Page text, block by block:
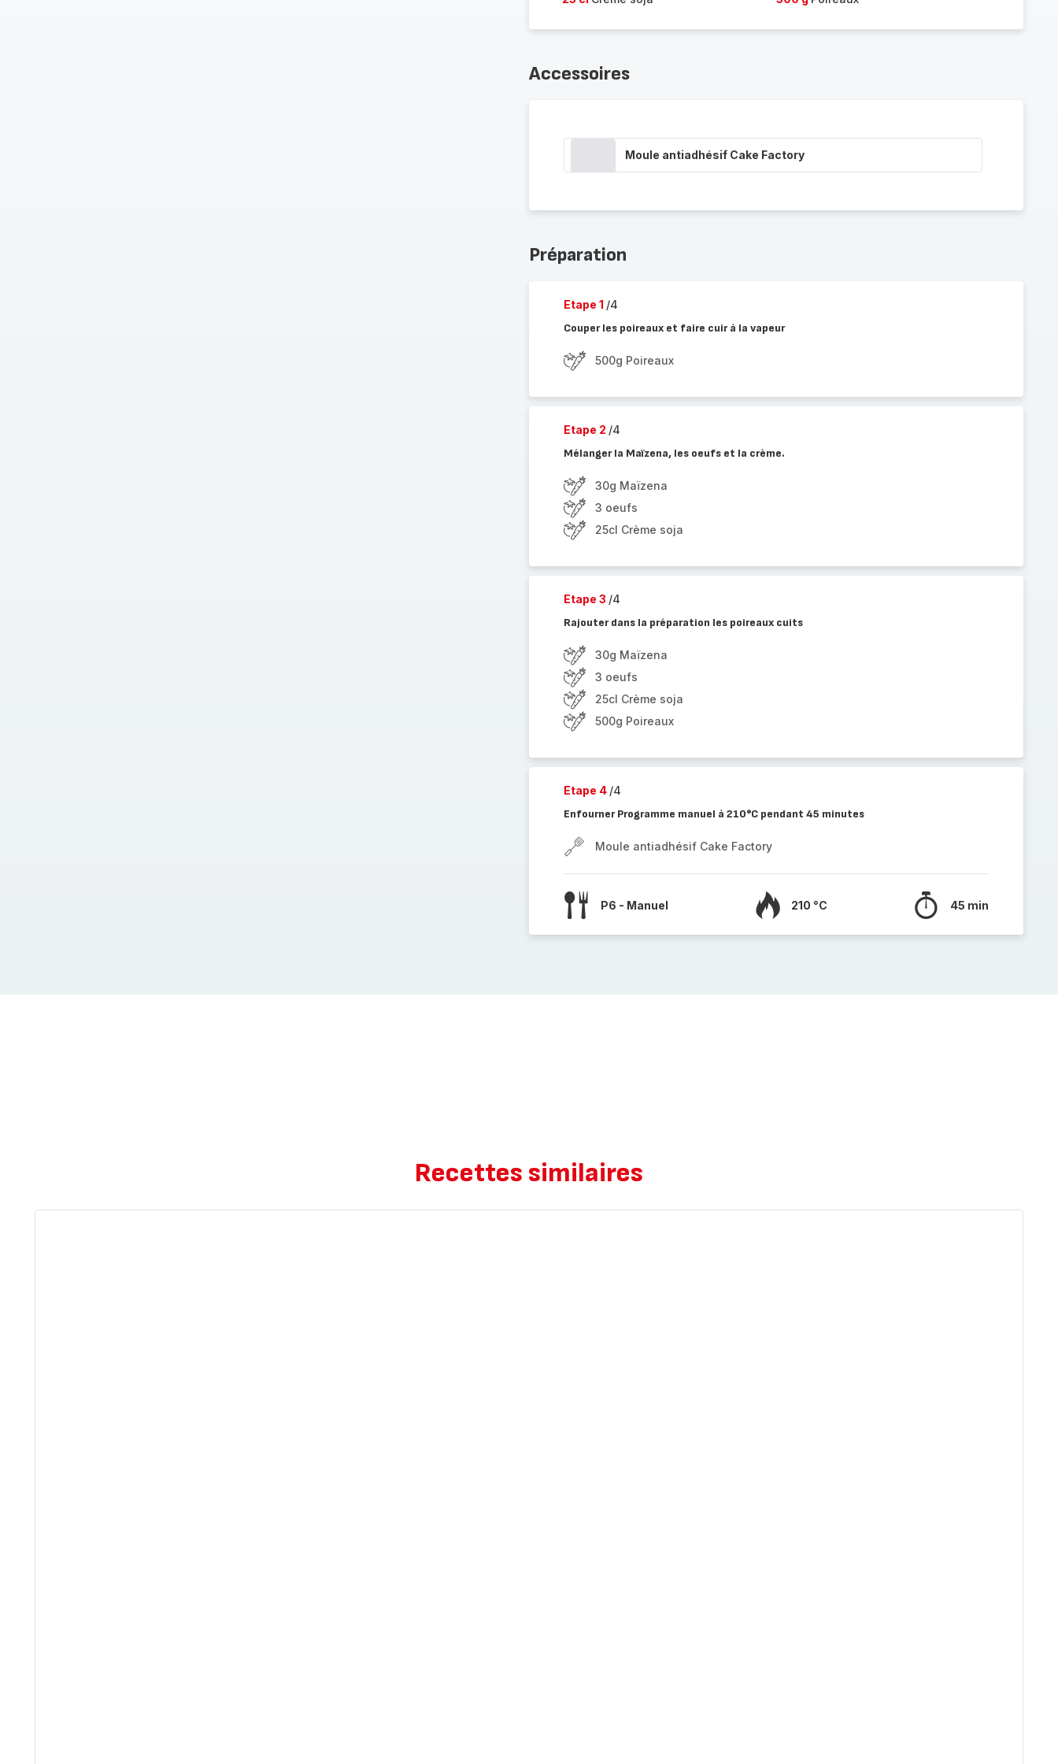
Accessoires
Moule antiadhésif Cake Factory
Préparation
Etape 1 /4
Couper les poireaux et faire cuir à la vapeur
500g Poireaux
Etape 2 /4
Mélanger la Maïzena, les oeufs et la crème.
30g Maïzena
3 oeufs
25cl Crème soja
Etape 3 /4
Rajouter dans la préparation les poireaux cuits
30g Maïzena
3 oeufs
25cl Crème soja
500g Poireaux
Etape 4 /4
Enfourner Programme manuel à 210°C pendant 45 minutes
Moule antiadhésif Cake Factory
P6 - Manuel 210 °C 45 min
Recettes similaires